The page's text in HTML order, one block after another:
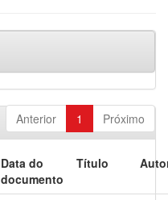
Anterior 1 Próximo
Data do
documento
Título